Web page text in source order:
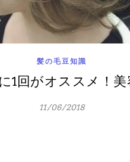
髪の毛豆知識
回がオススメ！美
11/06/2018